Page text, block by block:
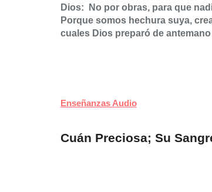
Dios: No por obras, para que
Porque somos hechura suya,
cuales Dios preparó de
Enseñanzas Audio
Cuán Preciosa; Su